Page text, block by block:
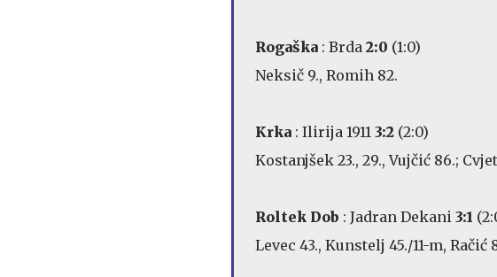
Rogaška : Brda 2:0 (1:0)
Neksič 9., Romih 82.
Krka : Ilirija 1911 3:2 (2:0)
Kostanjšek 23., 29., Vujčić 86.;
Roltek Dob : Jadran Dekani 3:1
Levec 43., Kunstelj 45./11-m, Račić